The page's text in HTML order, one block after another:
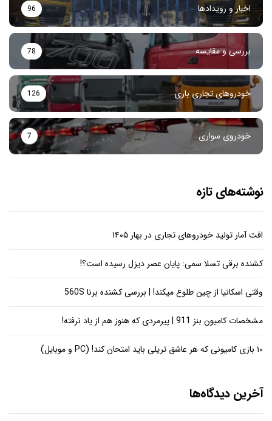
اخبار و رویدادها 96
بررسی و مقایسه 78
خودروهای تجاری باری 126
خودروی‌ سواری 7
نوشته‌های تازه
افت آمار تولید خودروهای تجاری در بهار ۱۴۰۵
کشنده برقی تسلا سمی: پایان عصر دیزل رسیده است؟!
وقتی اسکانیا از چین طلوع میکند! | بررسی کشنده برنا 560S
مشخصات کامیون بنز 911 | پیرمردی که هنوز هم از یاد نرفته!
۱۰ بازی کامیونی که هر عاشق تریلی باید امتحان کند! (PC و موبایل)
آخرین دیدگاه‌ها